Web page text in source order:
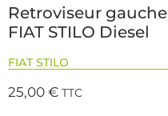
Retroviseur gauche
FIAT STILO Diesel
FIAT STILO
25,00€ TTC